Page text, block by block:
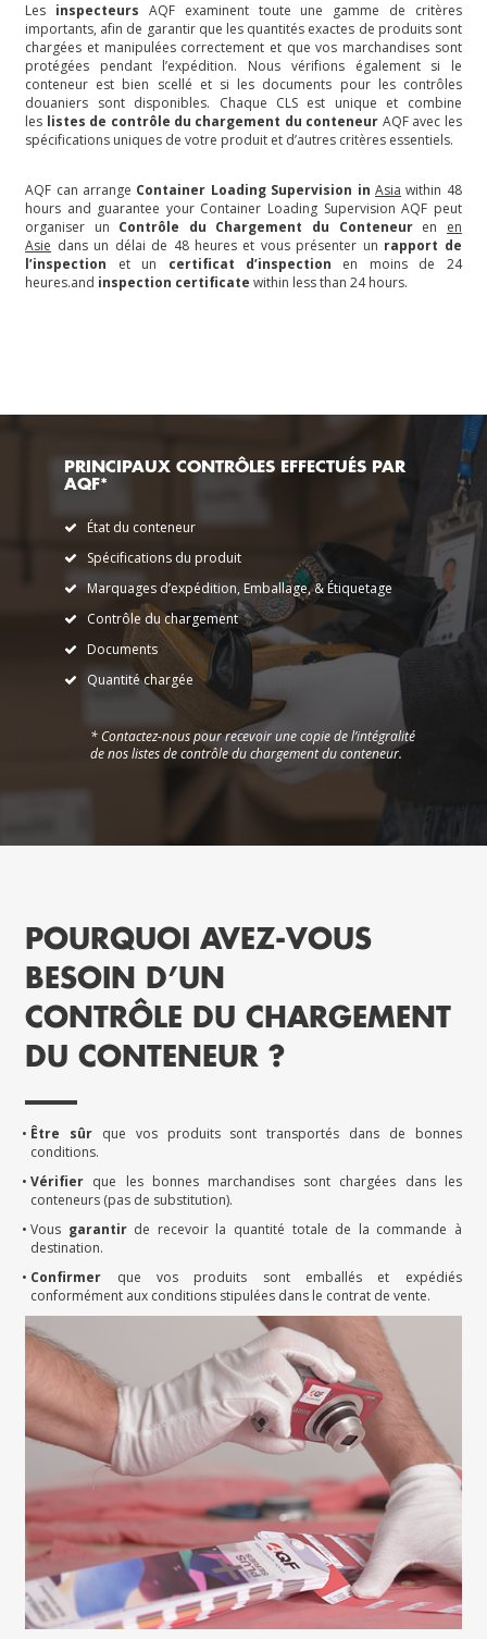
Les inspecteurs AQF examinent toute une gamme de critères
importants, afin de garantir que les quantités exactes de produits sont
chargées et manipulées correctement et que vos marchandises sont
protégées pendant l’expédition. Nous vérifions également si le
conteneur est bien scellé et si les documents pour les contrôles
douaniers sont disponibles. Chaque CLS est unique et combine
les listes de contrôle du chargement du conteneur AQF avec les
spécifications uniques de votre produit et d’autres critères essentiels.
AQF can arrange Container Loading Supervision inAsia within 48
hours and guarantee your Container Loading SupervisionAQF peut
organiser un Contrôle du Chargement du Conteneuren
en
Asie dans un délai de 48 heures et vous présenter un rapport de
l’inspection et un certificat d’inspection en moins de 24
heures.and inspection certificatewithin less than 24 hours.
PRINCIPAUX CONTRÔLES EFFECTUÉS PAR
AQF*
État du conteneur
Spécifications du produit
Marquages d’expédition, Emballage, & Étiquetage
Contrôle du chargement
Documents
Quantité chargée
* Contactez-nous pour recevoir une copie de l’intégralité
de nos listes de contrôle du chargement du conteneur.
POURQUOI AVEZ-VOUS
BESOIN D’UN
CONTRÔLE DU CHARGEMENT
DU CONTENEUR ?
Être sûr que vos produits sont transportés dans de bonnes
conditions.
Vérifier que les bonnes marchandises sont chargées dans les
conteneurs (pas de substitution).
Vous garantir de recevoir la quantité totale de la commande à
destination.
Confirmer
que vos produits sont emballés et expédiés
conformément aux conditions stipulées dans le contrat de vente.